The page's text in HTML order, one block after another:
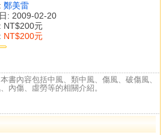
鄭美雷
: 2009-02-20
NT$200元
NT$200元
本書內容包括中風、類中風、傷風、破傷風、
內傷、虛勞等的相關介紹。